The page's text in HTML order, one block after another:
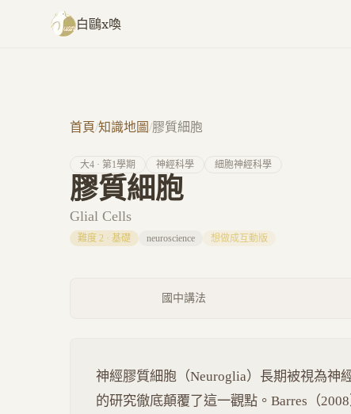
跳至主要內容
白鷗x喚
首頁/知識地圖/膠質細胞
大4 · 第1學期 神經科學 細胞神經科學
膠質細胞
Glial Cells
難度 2 · 基礎 neuroscience 想做成互動版
國中講法
神經膠質細胞（Neuroglia）長期被視為神
的研究徹底顛覆了這一觀點。Barres（